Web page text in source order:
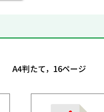
A4判たて，16ページ